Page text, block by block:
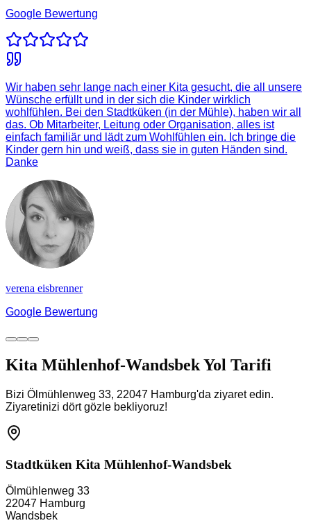
Google Bewertung
Wir haben sehr lange nach einer Kita gesucht, die all unsere
Wünsche erfüllt und in der sich die Kinder wirklich
wohlfühlen. Bei den Stadtküken (in der Mühle), haben wir all
das. Ob Mitarbeiter, Leitung oder Organisation, alles ist
einfach familiär und lädt zum Wohlfühlen ein. Ich bringe die
Kinder gern hin und weiß, dass sie in guten Händen sind.
Danke
verena eisbrenner
Google Bewertung
Kita Mühlenhof-Wandsbek Yol Tarifi
Bizi Ölmühlenweg 33, 22047 Hamburg'da ziyaret edin.
Ziyaretinizi dört gözle bekliyoruz!
Stadtküken Kita Mühlenhof-Wandsbek
Ölmühlenweg 33
22047 Hamburg
Wandsbek